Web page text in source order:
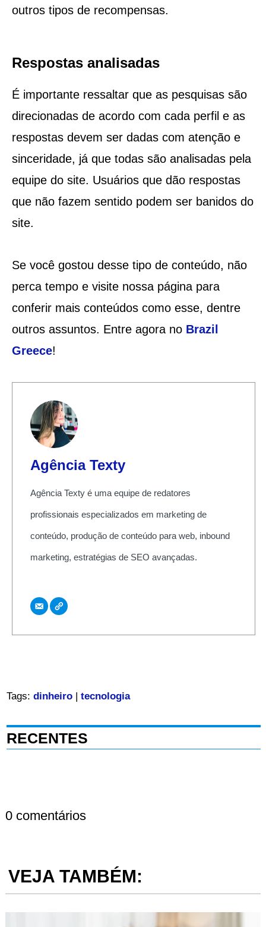
outros tipos de recompensas.
Respostas analisadas
É importante ressaltar que as pesquisas são
direcionadas de acordo com cada perfil e as
respostas devem ser dadas com atenção e
sinceridade, já que todas são analisadas pela
equipe do site. Usuários que dão respostas
que não fazem sentido podem ser banidos do
site.
Se você gostou desse tipo de conteúdo, não
perca tempo e visite nossa página para
conferir mais conteúdos como esse, dentre
outros assuntos. Entre agora no Brazil
Greece!
Agência Texty
Agência Texty é uma equipe de redatores
profissionais especializados em marketing de
conteúdo, produção de conteúdo para web, inbound
marketing, estratégias de SEO avançadas.
Tags: dinheiro| tecnologia
RECENTES
0 comentários
VEJA TAMBÉM: